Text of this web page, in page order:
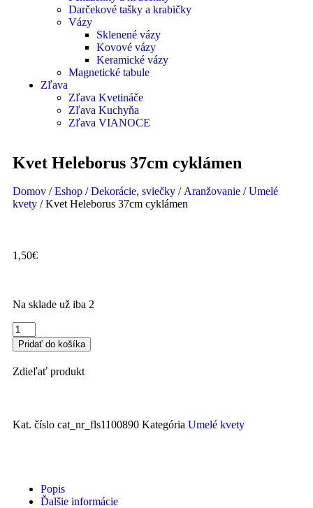
Darčekové tašky a krabičky
Vázy
Sklenené vázy
Kovové vázy
Keramické vázy
Magnetické tabule
Zľava
Zľava Kvetináče
Zľava Kuchyňa
Zľava VIANOCE
Kvet Heleborus 37cm cyklámen
Domov /Eshop /Dekorácie, sviečky / Aranžovanie /Umelé
kvety / Kvet Heleborus 37cm cyklámen
1,50€
Na sklade už iba 2
Pridať do košíka
Zdieľať produkt
Kat. číslo cat_nr_fls1100890 Kategória Umelé kvety
Popis
Ďalšie informácie